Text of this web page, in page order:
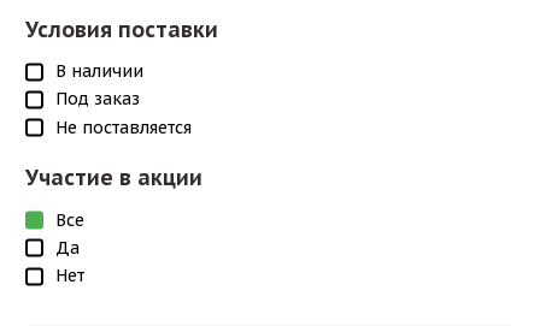
Условия поставки
В наличии
Под заказ
Не поставляется
Участие в акции
Все
Да
Нет